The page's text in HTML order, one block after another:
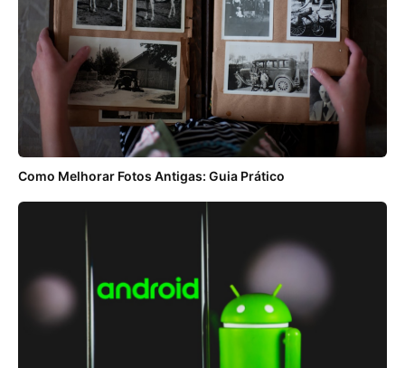
Como Melhorar Fotos Antigas: Guia Prático